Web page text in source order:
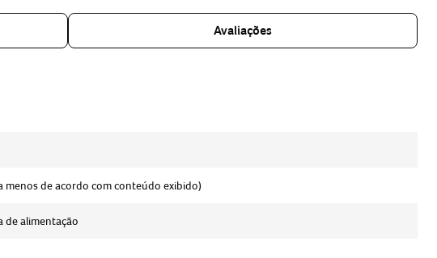
Avaliações
menos de acordo com conteúdo exibido)
de alimentação